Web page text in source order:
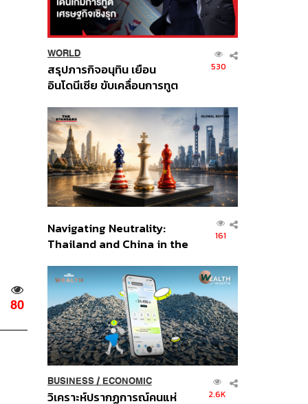
80
WORLD
สรุปภารกิจอนุทิน เยือน
อินโดนีเซีย ขับเคลื่อนการทูต
ส่วนยุทธศาสตร์ไทย –
อินโดนีเซีย
530
Navigating Neutrality:
Thailand and China in the
Order
161
BUSINESS/ ECONOMIC
วิเคราะห์ปรากฏการณ์คนแห่ 2.6K